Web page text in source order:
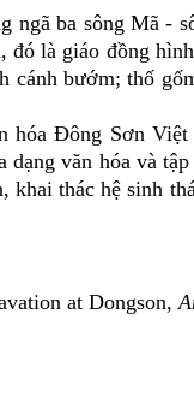
ba sông Mã -
đó là giáo đồng
bướm; thố
hóa Đông Sơn
văn hóa và
thác hệ sinh
at Dongson,